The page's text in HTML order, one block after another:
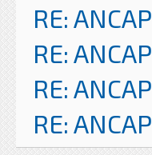
RE: ANCAP
RE: ANCAP
RE: ANCAP
RE: ANCAP